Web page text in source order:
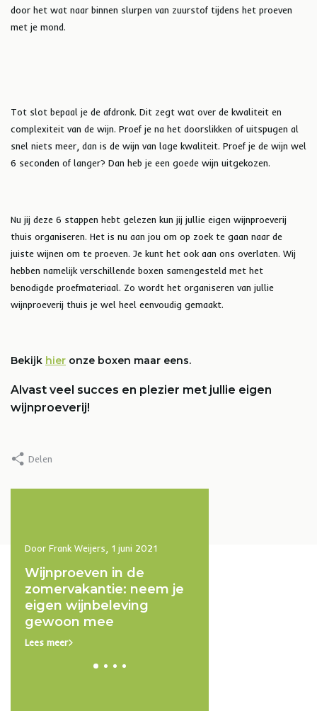
door het wat naar binnen slurpen van zuurstof tijdens het proeven
met je mond.
Tot slot bepaal je de afdronk. Dit zegt wat over de kwaliteit en
complexiteit van de wijn. Proef je na het doorslikken of uitspugen al
snel niets meer, dan is de wijn van lage kwaliteit. Proef je de wijn wel
6 seconden of langer? Dan heb je een goede wijn uitgekozen.
Nu jij deze 6 stappen hebt gelezen kun jij jullie eigen wijnproeverij
thuis organiseren. Het is nu aan jou om op zoek te gaan naar de
juiste wijnen om te proeven. Je kunt het ook aan ons overlaten. Wij
hebben namelijk verschillende boxen samengesteld met het
benodigde proefmateriaal. Zo wordt het organiseren van jullie
wijnproeverij thuis je wel heel eenvoudig gemaakt.
Bekijk hier onze boxen maar eens.
Alvast veel succes en plezier met jullie eigen
wijnproeverij!
Delen
Door Frank Weijers, 1 juni 2021
Wijnproeven in de
zomervakantie: neem je
eigen wijnbeleving
gewoon mee
Lees meer